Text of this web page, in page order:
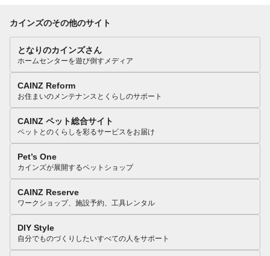
カインズのその他のサイト
となりのカインズさん
ホームセンターを遊び倒すメディア
CAINZ Reform
お住まいのメンテナンスとくらしのサポート
CAINZ ペット総合サイト
ペットとのくらしを彩るサービスをお届け
Pet’s One
カインズが展開するペットショップ
CAINZ Reserve
ワークショップ、施設予約、工具レンタル
DIY Style
自分でものづくりしたいすべての人をサポート